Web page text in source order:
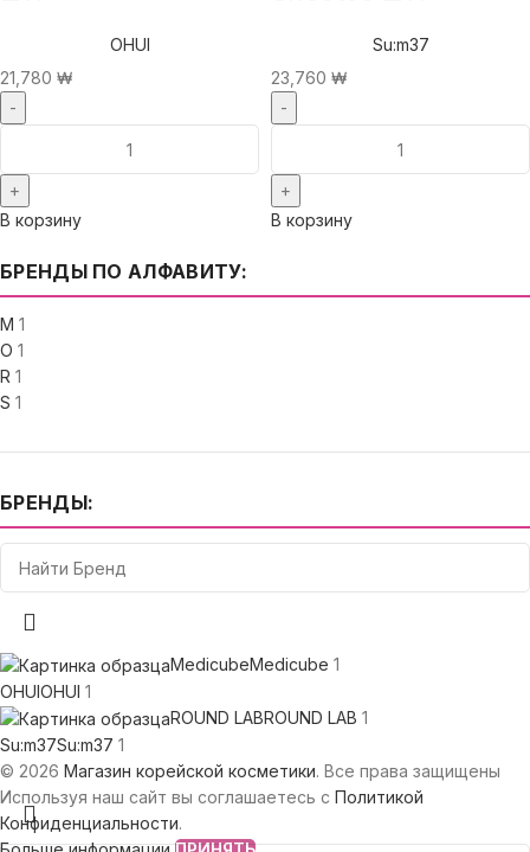
M 1
O 1
R 1
S 1
MedicubeMedicube 1
OHUIOHUI 1
ROUND LABROUND LAB 1
Su:m37Su:m37 1
OHUI
21,780 ₩
В корзину
Su:m37
23,760 ₩
В корзину
© 2026 Магазин корейской косметики. Все права защищены
Используя наш сайт вы соглашаетесь с Политикой
Конфиденциальности.